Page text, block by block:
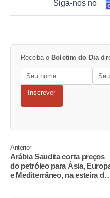
Siga-nos no
Receba o Boletim do Dia
Inscrever
Anterior
Arábia Saudita corta preços
do petróleo para Ásia,
e Mediterrâneo, na esteira do